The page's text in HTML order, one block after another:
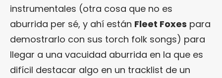
instrumentales (otra cosa que no es
aburrida per sé, y ahí están Fleet Foxes para
demostrarlo con sus torch folk songs) para
llegar a una vacuidad aburrida en la que es
difícil destacar algo en un tracklist de un